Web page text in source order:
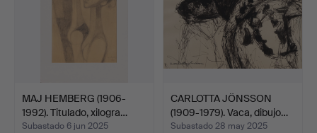
MAJ HEMBERG (1906-
1992). Titulado, xilogra…
Subastado 6 jun 2025
CARLOTTA JÖNSSON
(1909-1979). Vaca, dibujo…
Subastado 28 may 2025